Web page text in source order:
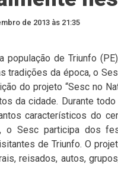
de 2013 às 21:35
de Triunfo
tradições da época, o
do projeto “Sesc no
da cidade. Durante
característicos do
o Sesc participa dos
de Triunfo. O
reisados, autos,